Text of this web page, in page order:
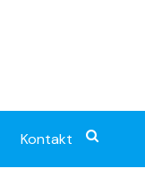
Kontakt